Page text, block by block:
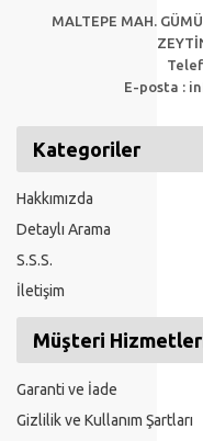
MALTEPE MAH.
E-posta :
Kategoriler
Hakkımızda
Detaylı Arama
S.S.S.
İletişim
Müşteri
Garanti ve İade
Gizlilik ve Kullanım Şartları